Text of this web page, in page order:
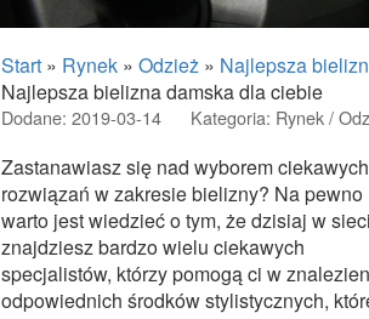
Start » Rynek » Odzież » Najlepsza
Najlepsza bielizna damska dla ciebie
Dodane: 2019-03-14 Kategoria: Rynek /
Zastanawiasz się nad wyborem ciekawych
rozwiązań w zakresie bielizny? Na pewno
warto jest wiedzieć o tym, że dzisiaj w
znajdziesz bardzo wielu ciekawych
specjalistów, którzy pomogą ci w
odpowiednich środków stylistycznych,